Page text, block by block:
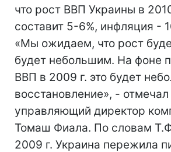
что рост ВВП Украины в
составит 5-6%, инфляция -
«Мы ожидаем, что рост
будет небольшим. На фоне
ВВП в 2009 г. это будет
восстановление», -
управляющий директор
Томаш Фиала. По словам
2009 г. Украина пережила